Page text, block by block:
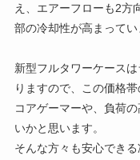
え、エアーフローも2方
部の冷却性が高まってい
新型フルタワーケース
りますので、この価格
コアゲーマーや、負荷
いかと思います。
そんな方々も安心でき